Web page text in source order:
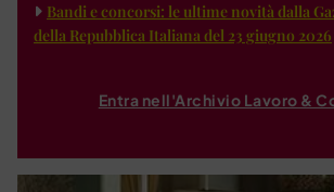
Bandi e concorsi: le ultime novità dalla
della Repubblica Italiana del 23 giugno 2026
Entra nell'Archivio Lavoro &